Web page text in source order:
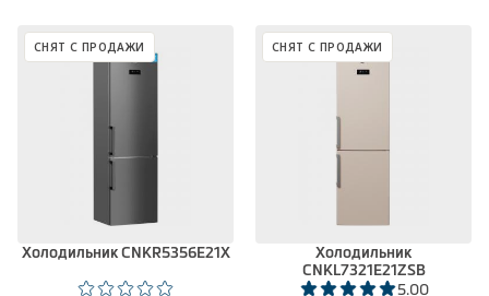
СНЯТ С ПРОДАЖИ
Холодильник CNKR5356E21X
СНЯТ С ПРОДАЖИ
Холодильник
CNKL7321E21ZSB
5.00